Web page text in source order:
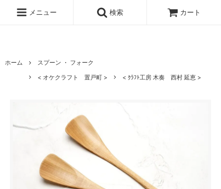
クラフト メニュー 検索 カート
ホーム
スプーン ・ フォーク
< オケクラフト 置戸町 >
< ｸﾗﾌﾄ工房 木奏 西村 延恵 >